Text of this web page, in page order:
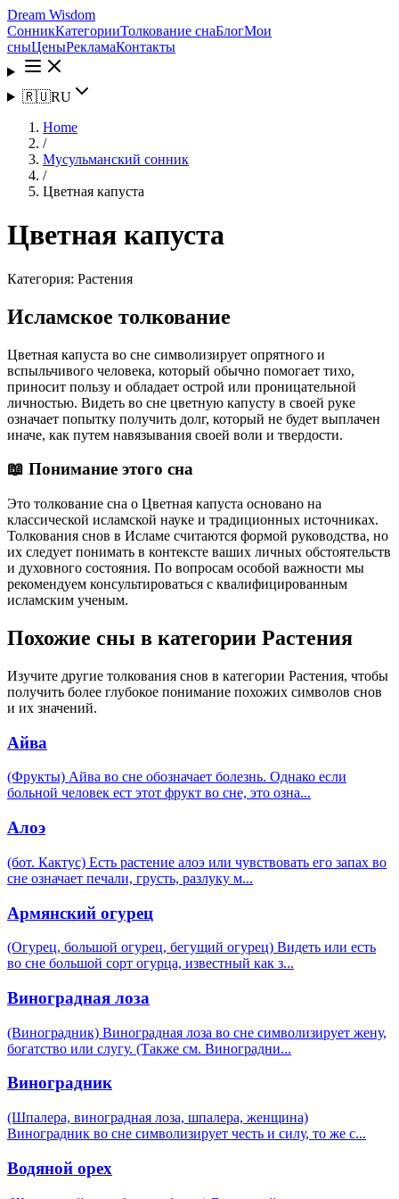
Dream Wisdom
СонникКатегорииТолкование снаБлогМои
сныЦеныРекламаКонтакты
🇷🇺RU
Home
/
Мусульманский сонник
/
Цветная капуста
Цветная капуста
Категория: Растения
Исламское толкование
Цветная капуста во сне символизирует опрятного и
вспыльчивого человека, который обычно помогает тихо,
приносит пользу и обладает острой или проницательной
личностью. Видеть во сне цветную капусту в своей руке
означает попытку получить долг, который не будет выплачен
иначе, как путем навязывания своей воли и твердости.
📖 Понимание этого сна
Это толкование сна о Цветная капуста основано на
классической исламской науке и традиционных источниках.
Толкования снов в Исламе считаются формой руководства, но
их следует понимать в контексте ваших личных обстоятельств
и духовного состояния. По вопросам особой важности мы
рекомендуем консультироваться с квалифицированным
исламским ученым.
Похожие сны в категории Растения
Изучите другие толкования снов в категории Растения, чтобы
получить более глубокое понимание похожих символов снов
и их значений.
Айва
(Фрукты) Айва во сне обозначает болезнь. Однако если
больной человек ест этот фрукт во сне, это озна...
Алоэ
(бот. Кактус) Есть растение алоэ или чувствовать его запах во
сне означает печали, грусть, разлуку м...
Армянский огурец
(Огурец, большой огурец, бегущий огурец) Видеть или есть
во сне большой сорт огурца, известный как з...
Виноградная лоза
(Виноградник) Виноградная лоза во сне символизирует жену,
богатство или слугу. (Также см. Виноградни...
Виноградник
(Шпалера, виноградная лоза, шпалера, женщина)
Виноградник во сне символизирует честь и силу, то же с...
Водяной орех